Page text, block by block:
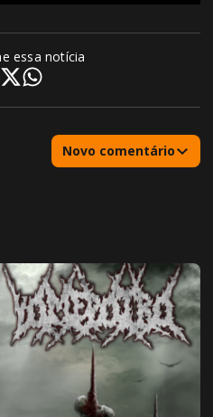
essa notícia
Novo comentário